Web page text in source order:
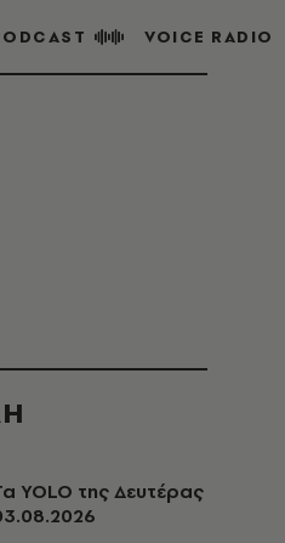
VOICE RADIO
YOLO της Δευτέρας